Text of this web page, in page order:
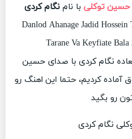
حسین توکلی با نام نگام کردی
Danlod Ahanage Jadid
Tarane Va Keyfiate
نگام کردی با صدای حسین
آماده کردیم، حتما این اهنگ رو
رو بگید